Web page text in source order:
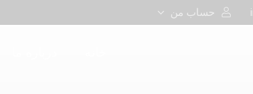
حساب من